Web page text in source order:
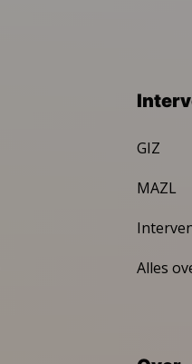
GIZ
MAZL
Alles